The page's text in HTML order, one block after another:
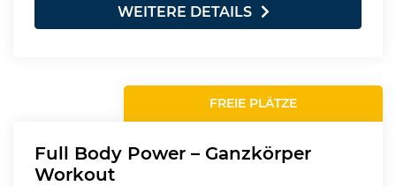
WEITERE DETAILS
FREIE PLÄTZE
Full Body Power – Ganzkörper
Workout